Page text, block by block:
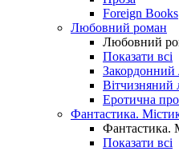
Foreign Books
Любовний роман
Любовний
Показати всі
Еротична
Фантастика.
Фантастика.
Показати всі